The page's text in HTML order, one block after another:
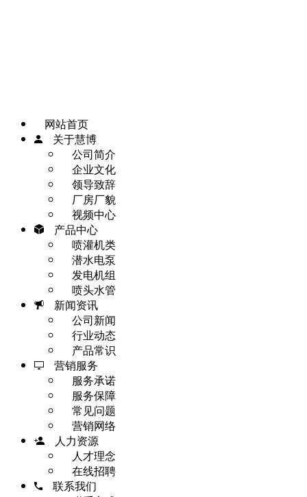
网站首页
关于慧博
公司简介
企业文化
领导致辞
厂房厂貌
视频中心
产品中心
喷灌机类
潜水电泵
发电机组
喷头水管
新闻资讯
公司新闻
行业动态
产品常识
营销服务
服务承诺
服务保障
常见问题
营销网络
人力资源
人才理念
在线招聘
联系我们